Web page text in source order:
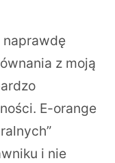
naprawdę
z moją
E-orange
i nie